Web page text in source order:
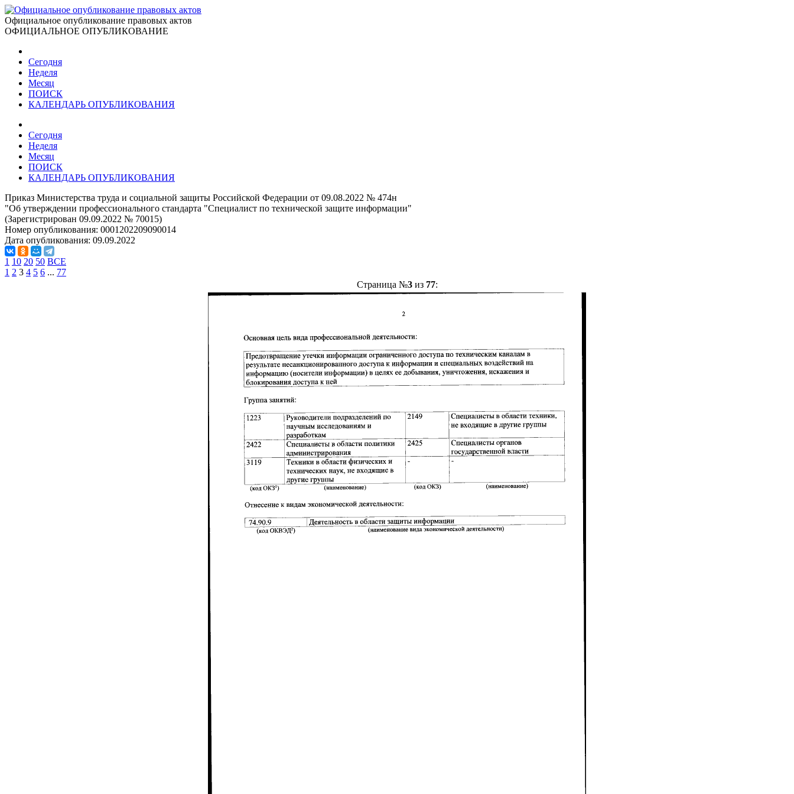
Официальное опубликование правовых актов
ОФИЦИАЛЬНОЕ ОПУБЛИКОВАНИЕ
Сегодня
Неделя
Месяц
ПОИСК
КАЛЕНДАРЬ ОПУБЛИКОВАНИЯ
Сегодня
Неделя
Месяц
ПОИСК
КАЛЕНДАРЬ ОПУБЛИКОВАНИЯ
Приказ Министерства труда и социальной защиты Российской Федерации от 09.08.2022 № 474н
"Об утверждении профессионального стандарта "Специалист по технической защите информации"
(Зарегистрирован 09.09.2022 № 70015)
Номер опубликования: 0001202209090014
Дата опубликования: 09.09.2022
1 10 20 50 ВСЕ
1 2 3 4 5 6 ... 77
Страница №3из 77: